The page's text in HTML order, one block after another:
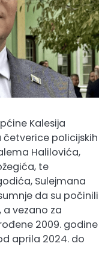
Kalesija
policijskih
Halilovića,
te
Sulejmana
da su počinili
vezano za
2009. godine
aprila 2024. do